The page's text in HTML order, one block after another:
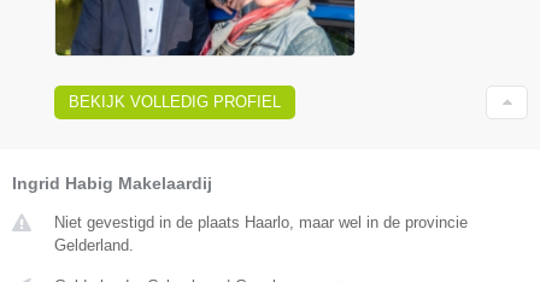
BEKIJK VOLLEDIG PROFIEL
Ingrid Habig Makelaardij
Niet gevestigd in de plaats Haarlo, maar wel in de provincie
Gelderland.